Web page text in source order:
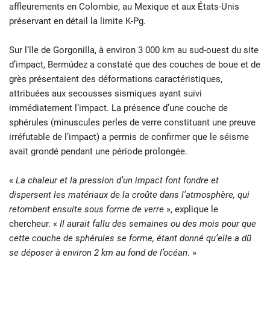
affleurements en Colombie, au Mexique et aux États-Unis
préservant en détail la limite K-Pg.
Sur l’île de Gorgonilla, à environ 3 000 km au sud-ouest du site
d’impact, Bermúdez a constaté que des couches de boue et de
grès présentaient des déformations caractéristiques,
attribuées aux secousses sismiques ayant suivi
immédiatement l’impact. La présence d’une couche de
sphérules (minuscules perles de verre constituant une preuve
irréfutable de l’impact) a permis de confirmer que le séisme
avait grondé pendant une période prolongée.
« La chaleur et la pression d’un impact font fondre et
dispersent les matériaux de la croûte dans l’atmosphère, qui
retombent ensuite sous forme de verre », explique le
chercheur. « Il aurait fallu des semaines ou des mois pour que
cette couche de sphérules se forme, étant donné qu’elle a dû
se déposer à environ 2 km au fond de l’océan. »